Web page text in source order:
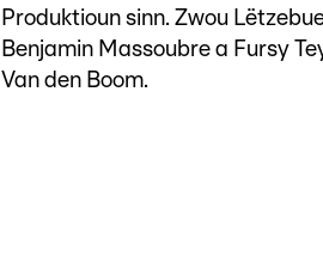
Produktioun sinn. Zwou
Benjamin Massoubre a Fursy
Van den Boom.